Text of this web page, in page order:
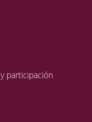
participación